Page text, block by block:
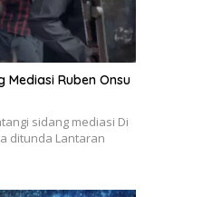
Mediasi Ruben Onsu
sidang mediasi Di
ditunda Lantaran